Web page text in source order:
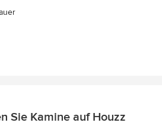
Sie Kamine auf Houzz